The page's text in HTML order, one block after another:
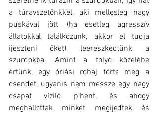
a túravezetőnkkel, aki mellesleg nagy
puskával jött (ha esetleg agresszív
állatokkal találkozunk, akkor el tudja
ijeszteni őket), leereszkedtünk a
szurdokba. Amint a folyó közelébe
értünk, egy óriási robaj törte meg a
csendet, ugyanis nem messze egy nagy
csapat víziló pihent, és ahogy
meghallottak minket megijedtek és